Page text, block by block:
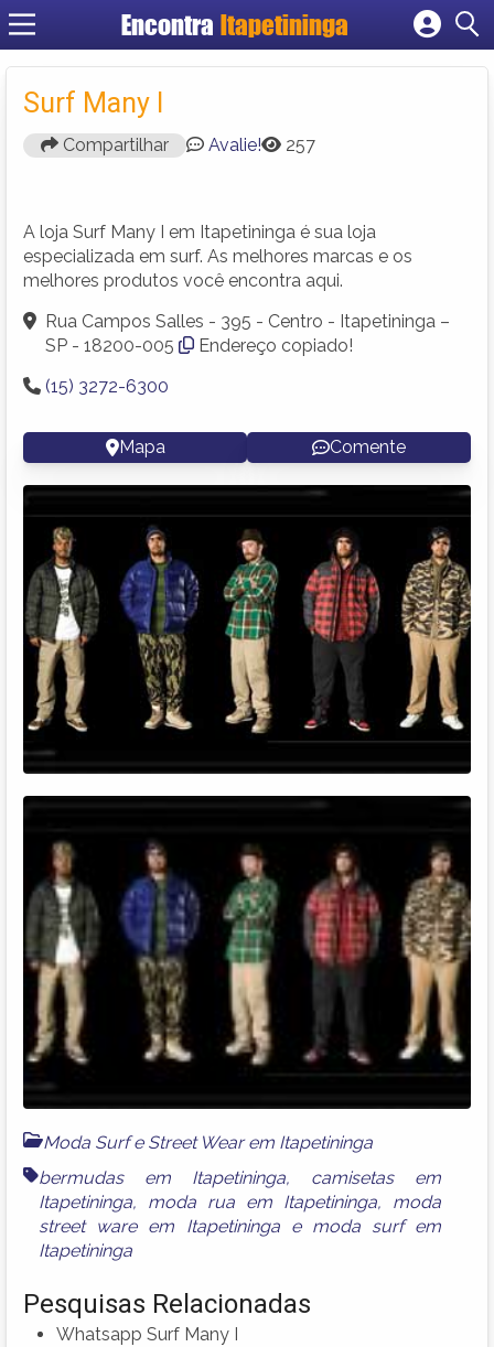
Encontra Itapetininga
Cadastrar empresa
Surf Many I
Compartilhar Avalie! 257
A loja Surf Many I em Itapetininga é sua loja
especializada em surf. As melhores marcas e os
melhores produtos você encontra aqui.
Rua Campos Salles - 395 - Centro - Itapetininga –
SP - 18200-005
Endereço copiado!
(15) 3272-6300
Mapa Comente
Moda Surf e Street Wear em Itapetininga
bermudas em Itapetininga, camisetas em
Itapetininga, moda rua em Itapetininga, moda
street ware em Itapetiningae moda surf em
Itapetininga
Pesquisas Relacionadas
Whatsapp Surf Many I